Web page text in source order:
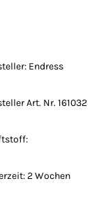
Endress
Art. Nr. 161032
2 Wochen